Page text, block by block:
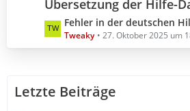
r
ä
g
e
e
g
t
z
e
i
t
Übersetzung der Hilfe-
L
e
t
e
Fehler in der deutschen Hilfe bitte hier
Tweaky 27. Oktober 2025 um
Letzte Beiträge